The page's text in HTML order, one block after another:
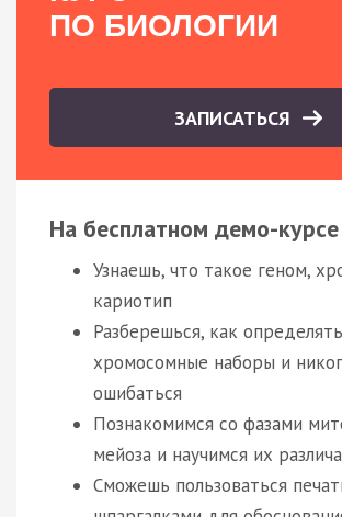
ПО БИОЛОГИИ
ЗАПИСАТЬСЯ
На бесплатном демо-
Узнаешь, что такое геном,
кариотип
Разберешься, как определять
хромосомные наборы и
ошибаться
Познакомимся со фазами
мейоза и научимся их
Сможешь пользоваться